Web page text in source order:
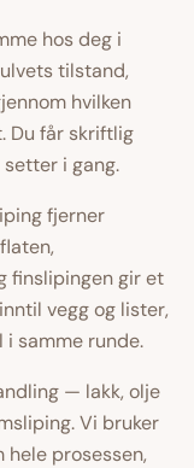
hos deg i
tilstand,
hvilken
Du får skriftlig
i gang.
fjerner
finslipingen gir et
vegg og lister,
i samme runde.
— lakk, olje
Vi bruker
prosessen,